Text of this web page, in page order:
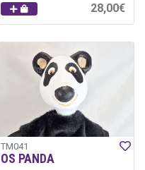
28,00€
TM041
OS PANDA